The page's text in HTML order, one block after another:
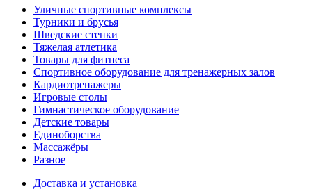
Уличные спортивные комплексы
Турники и брусья
Шведские стенки
Тяжелая атлетика
Товары для фитнеса
Спортивное оборудование для тренажерных залов
Кардиотренажеры
Игровые столы
Гимнастическое оборудование
Детские товары
Единоборства
Массажёры
Разное
Доставка и установка